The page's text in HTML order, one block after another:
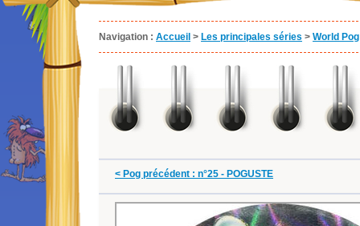
Navigation : Accueil > Les principales séries > World
< Pog précédent : n°25 - POGUSTE